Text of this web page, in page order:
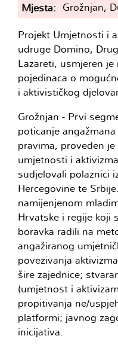
Mjesta
Grožnjan,
Projekt Umjetnosti i
udruge Domino,
Lazareti, usmjeren je
pojedinaca o
i aktivističkog
Grožnjan - Prvi
poticanje
pravima, proveden
umjetnosti i
sudjelovali polaznici
Hercegovine te
namijenjenom
Hrvatske i regije koji
boravka radili na
angažiranog
povezivanja
šire zajednice;
(umjetnost i
propitivanja ne/
platformi; javnog
inicijativa.